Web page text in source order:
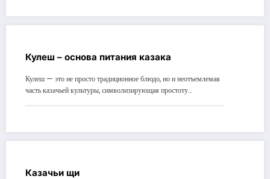
Кулеш – основа питания казака
Кулеш — это не просто традиционное блюдо, но и неотъемлемая
часть казачьей культуры, символизирующая простоту…
Казачьи щи